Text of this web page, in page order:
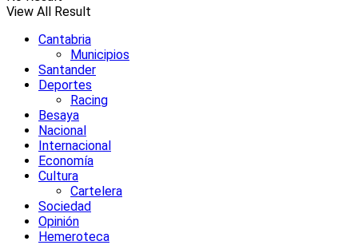
View All Result
Cantabria
Municipios
Santander
Deportes
Racing
Besaya
Nacional
Internacional
Economía
Cultura
Cartelera
Sociedad
Opinión
Hemeroteca